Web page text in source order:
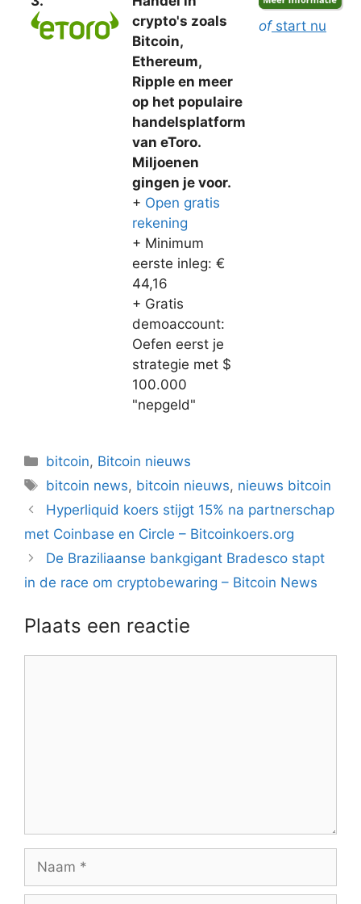
crypto's zoals
Bitcoin,
Ethereum,
Ripple en meer
op het populaire
handelsplatform
van eToro.
Miljoenen
gingen je voor.
+ Open gratis
rekening
+ Minimum
eerste inleg: €
44,16
+ Gratis
demoaccount:
Oefen eerst je
strategie met $
100.000
"nepgeld"
ofstart nu
Categorieën
bitcoin, Bitcoin nieuws
Tags
bitcoin news, bitcoin nieuws, nieuws bitcoin
Berichtnavigatie
Hyperliquid koers stijgt 15% na partnerschap
met Coinbase en Circle – Bitcoinkoers.org
De Braziliaanse bankgigant Bradesco stapt
in de race om cryptobewaring – Bitcoin News
Plaats een reactie
Naam